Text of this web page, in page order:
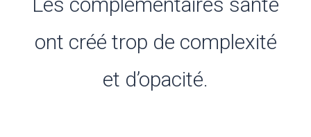
ont créé trop de complexité
et d’opacité.